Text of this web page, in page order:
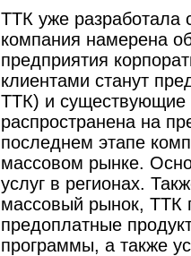
ТТК уже разработала
компания намерена
предприятия
клиентами станут
ТТК) и существующие
распространена на
последнем этапе
массовом рынке.
услуг в регионах.
массовый рынок, ТТК
предоплатные
программы, а также